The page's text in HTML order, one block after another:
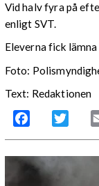
Vid halv fyra på
enligt SVT.
Eleverna fick
Foto:
Text: Redaktionen
Facebook